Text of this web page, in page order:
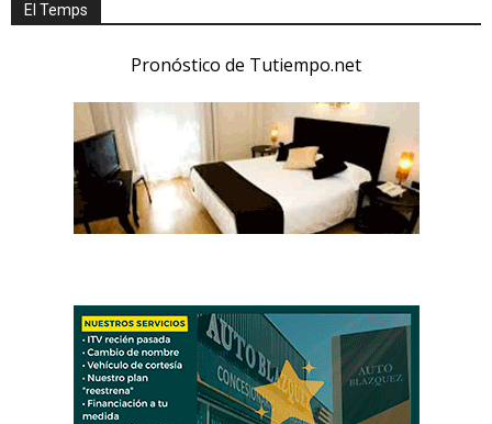
El Temps
Pronóstico de Tutiempo.net